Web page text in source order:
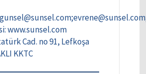
www.sunsel.com
Cad. no 91, Lefkoşa
KKTC